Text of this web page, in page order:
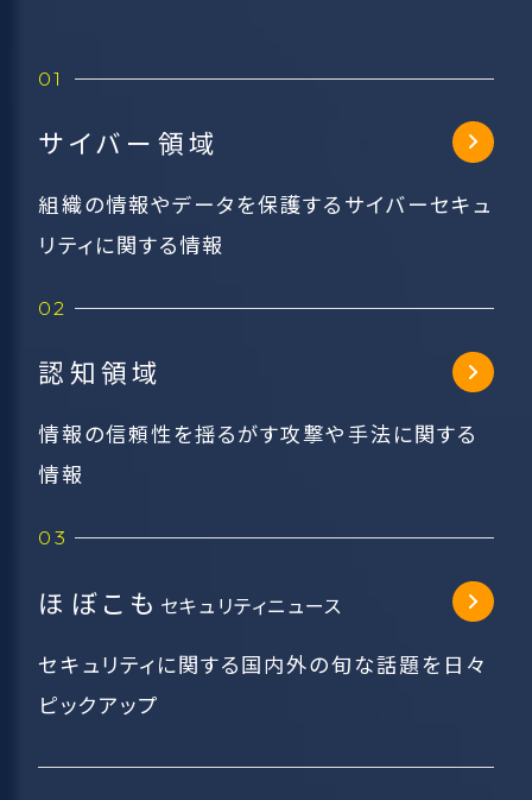
サイバー領域
組織の情報やデータを保護するサイバーセキュ
リティに関する情報
認知領域
情報の信頼性を揺るがす攻撃や手法に関する
情報
ほぼこも セキュリティニュース
セキュリティに関する国内外の旬な話題を日々
ピックアップ